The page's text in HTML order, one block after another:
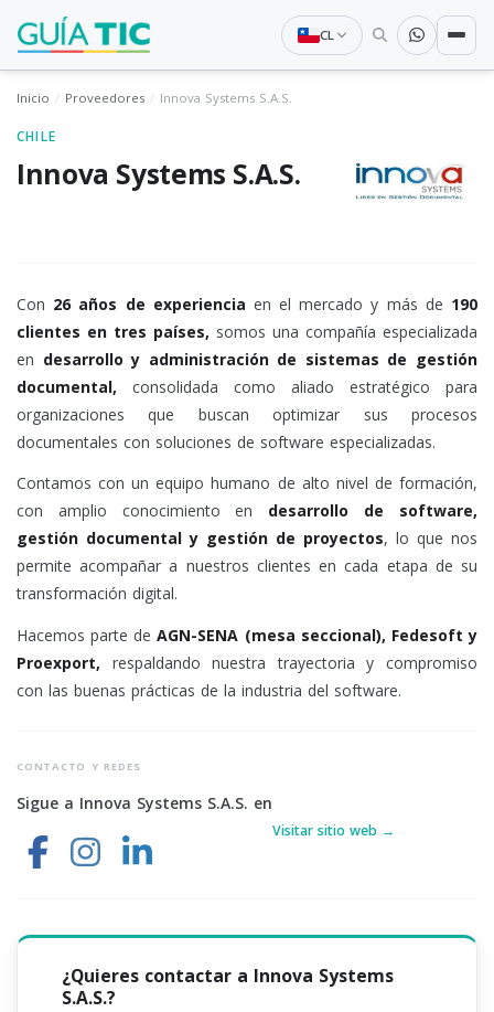
CL
Inicio Proveedores Innova Systems S.A.S.
CHILE
Innova Systems S.A.S.
Con 26 años de experiencia en el mercado y más de 190
clientes en tres países, somos una compañía especializada
en desarrollo y administración de sistemas de gestión
documental, consolidada como aliado estratégico para
organizaciones que buscan optimizar sus procesos
documentales con soluciones de software especializadas.
Contamos con un equipo humano de alto nivel de formación,
con amplio conocimiento en desarrollo de software,
gestión documental y gestión de proyectos, lo que nos
permite acompañar a nuestros clientes en cada etapa de su
transformación digital.
Hacemos parte deAGN-SENA (mesa seccional), Fedesoft y
Proexport, respaldando nuestra trayectoria y compromiso
con las buenas prácticas de la industria del software.
CONTACTO Y REDES
Sigue a Innova Systems S.A.S. en
Visitar sitio web →
¿Quieres contactar a Innova Systems
S.A.S.?